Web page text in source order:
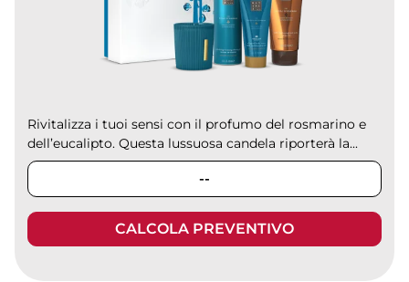
Rivitalizza i tuoi sensi con il profumo del rosmarino e
dell’eucalipto. Questa lussuosa candela riporterà la...
--
CALCOLA PREVENTIVO